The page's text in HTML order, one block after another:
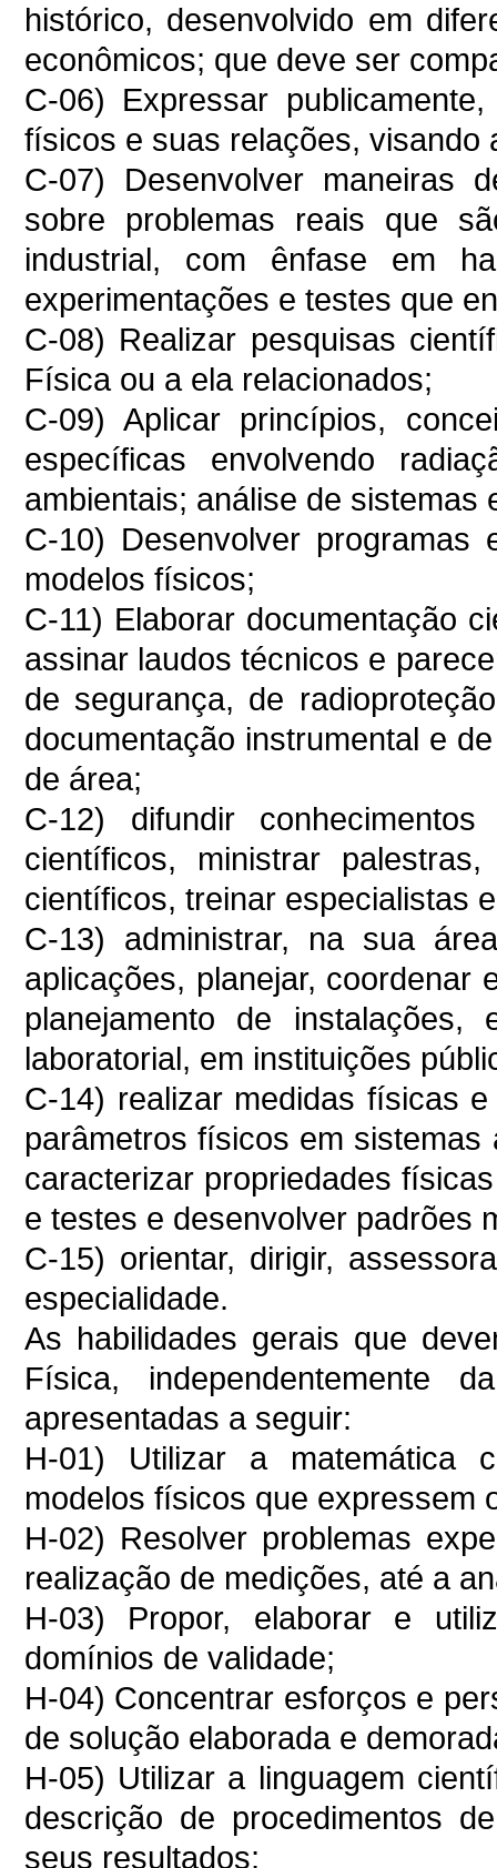
histórico, desenvolvido em
econômicos; que deve ser
C-06) Expressar
físicos e suas relações, visando
C-07) Desenvolver maneiras
sobre problemas reais que
industrial, com ênfase em
experimentações e testes que
C-08) Realizar pesquisas
Física ou a ela relacionados;
C-09) Aplicar princípios,
específicas envolvendo
ambientais; análise de
C-10) Desenvolver programas
modelos físicos;
C-11) Elaborar documentação
assinar laudos técnicos e
de segurança, de
documentação instrumental e
de área;
C-12) difundir
científicos, ministrar
científicos, treinar especialistas
C-13) administrar, na sua
aplicações, planejar, coordenar
planejamento de instalações,
laboratorial, em instituições
C-14) realizar medidas físicas
parâmetros físicos em
caracterizar propriedades
e testes e desenvolver padrões
C-15) orientar, dirigir,
especialidade.
As habilidades gerais que
Física, independentemente
apresentadas a seguir:
H-01) Utilizar a matemática
modelos físicos que expressem
H-02) Resolver problemas
realização de medições, até a
H-03) Propor, elaborar e
domínios de validade;
H-04) Concentrar esforços e
de solução elaborada e
H-05) Utilizar a linguagem
descrição de procedimentos
seus resultados;